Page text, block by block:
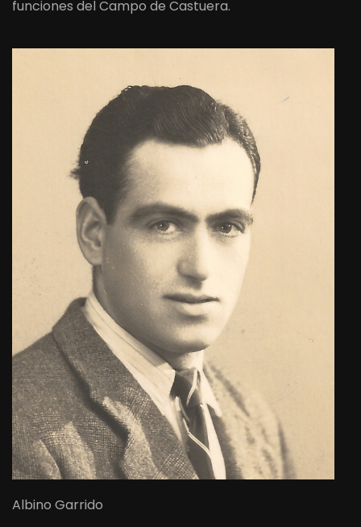
funciones del Campo de Castuera.
Albino Garrido